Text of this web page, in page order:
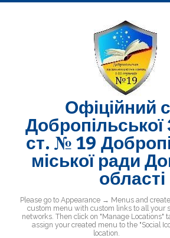
Skip
Офіційний
Добропільської
ст. № 19
міської ради
області
Добропільська ЗОШ № 19
Please go to Appearance → Menus and
custom menu with custom links to all your
networks. Then click on "Manage Locations"
assign your created menu to the "Social
location.